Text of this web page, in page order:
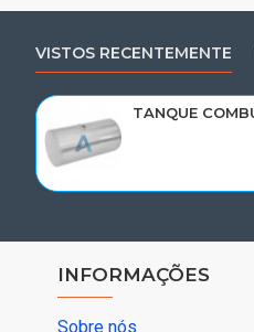
VISTOS RECENTEMENTE
INFORMAÇÕES
Sobre nós